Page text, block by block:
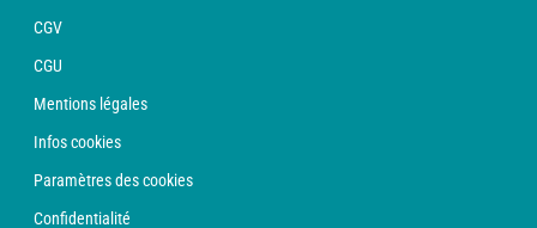
CGV
CGU
Mentions légales
Infos cookies
Paramètres des cookies
Confidentialité